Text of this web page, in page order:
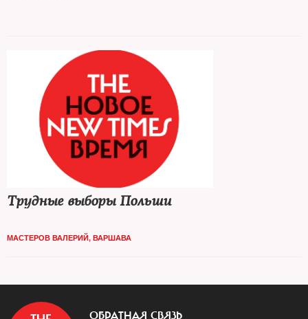
Трудные выборы Польши
МАСТЕРОВ ВАЛЕРИЙ, ВАРШАВА
ОБРАТНАЯ СВЯЗЬ